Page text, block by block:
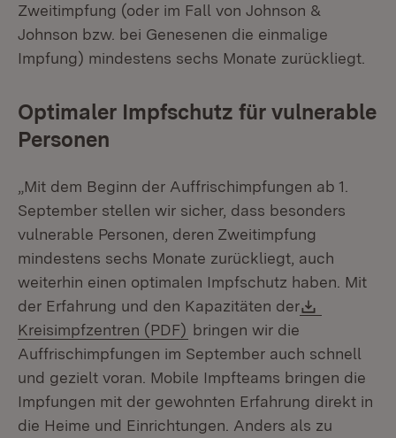
Zweitimpfung (oder im Fall von Johnson &
Johnson bzw. bei Genesenen die einmalige
Impfung) mindestens sechs Monate zurückliegt.
Optimaler Impfschutz für vulnerable
Personen
„Mit dem Beginn der Auffrischimpfungen ab 1.
September stellen wir sicher, dass besonders
vulnerable Personen, deren Zweitimpfung
mindestens sechs Monate zurückliegt, auch
weiterhin einen optimalen Impfschutz haben. Mit
der Erfahrung und den Kapazitäten der
Kreisimpfzentren (PDF) (Öffnet in neuem Fenster)
bringen wir die
Auffrischimpfungen im September auch schnell
und gezielt voran. Mobile Impfteams bringen die
Impfungen mit der gewohnten Erfahrung direkt in
die Heime und Einrichtungen. Anders als zu